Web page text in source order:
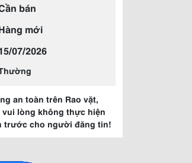
bán
mới
07/2026
an toàn trên Rao vặt,
vui lòng không thực hiện
trước cho người đăng tin!